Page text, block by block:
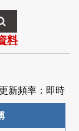
料
新頻率：即時